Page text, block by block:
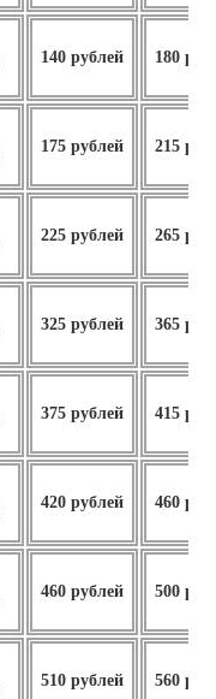
140 рублей 180
175 рублей 215
225 рублей 265
325 рублей 365
375 рублей 415
420 рублей 460
460 рублей 500
510 рублей 560